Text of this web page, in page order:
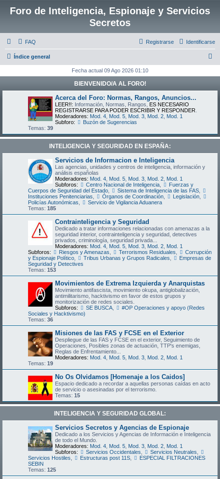
Foro de Inteligencia, Espionaje y Servicios
Secretos
FAQ Identificarse
Registrarse
Índice general
c
Fecha actual 09 Ago 2026 01:10
BIENVENIDO/A AL FORO!
Acerca del Foro: Normas, Rangos, Anuncios...
LEER!!: Información, Normas, Rangos, ES NECESARIO
REGISTRARSE PARA PODER ESCRIBIR Y RESPONDER
Moderadores: Mod. 4 Mod. 5 Mod. 3 Mod. 2 Mod. 1
Subforo:
Buzón de Sugerencias
Temas: 39
INTELIGENCIA Y SEGURIDAD EN ESPAÑA:
Servicios de Informacion e Inteligencia
Las agencias, unidades y centros de inteligencia, información y
análisis españolas
Moderadores: Mod. 4 Mod. 5 Mod. 3 Mod. 2 Mod. 1
Subforos:
Centro Nacional de Inteligencia,
Fuerzas y
Cuerpos de Seguridad del Estado
Sistema de Inteligencia de las FAS,
Instituciones Penitenciarias
Órganos de Coordinación, Legislación,
Policías Autonómicas
Servicio de Vigilancia Aduanera
Temas: 185
Contrainteligencia y Seguridad
Dedicado a tratar informaciones relacionadas con amenazas a la
seguridad interior, contrainteligencia y seguridad, detectives
privados, criminología, seguridad privada...
Moderadores: Mod. 4 Mod. 5 Mod. 3 Mod. 2 Mod. 1
Subforos:
Riesgos y Amenazas Terrorismos Residuales
Corrupción
y Espionaje Político
Tribus Urbanas y Grupos Radicales
Empresas de
Seguridad y Detectives
Temas: 153
Movimientos de Extrema Izquierda y Anarquistas
Movimiento antifascista, movimiento okupa, antiglobalización,
antimilitarismo, hacktivismo en favor de estos grupos y
monitorización de redes sociales.
Subforos:
SE BUSCA,
#OP Operaciones y apoyo (Redes
Sociales y Hacktivismo)
Temas: 36
Misiones de las FAS y FCSE en el Exterior
Despliegue de las FAS y FCSE en el exterior, Seguimiento de
Operaciones, Posibles zonas de actuación, TTP's enemigas,
Reglas de Enfrentamiento...
Moderadores: Mod. 4 Mod. 5 Mod. 3 Mod. 2 Mod. 1
Temas: 19
No Os Olvidamos [Homenaje a los Caidos]
Espacio dedicado a recordar a aquellas personas caídas en acto
de servicio o asesinadas por el terrorismo.
Temas: 15
INTELIGENCIA Y SEGURIDAD GLOBAL:
Servicios Secretos y Agencias de Espionaje
Dedicado a los Servicios y Agencias de Información e Inteligencia
de todo el Mundo.
Moderadores: Mod. 4 Mod. 5 Mod. 3 Mod. 2 Mod. 1
Subforos:
Servicios Occidentales Servicios Neutrales
Servicios Hostiles
Estructuras post 11S,
ESPECIAL FILTRACIONES
SEBIN
Temas: 125